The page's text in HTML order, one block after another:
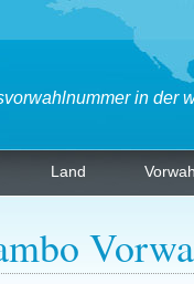
in der
Land